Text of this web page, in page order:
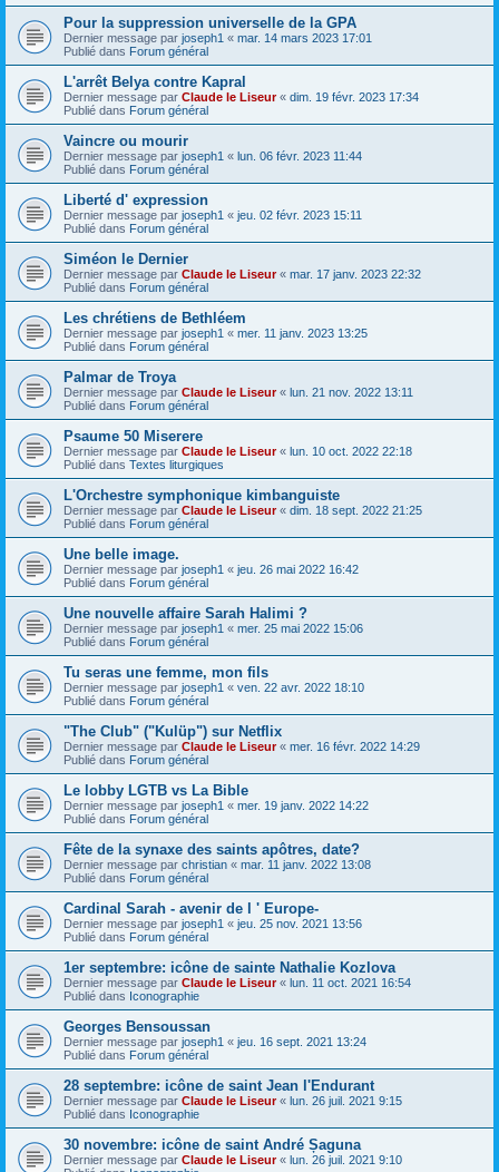
Pour la suppression universelle de la GPA
Dernier message par joseph1 « mar. 14 mars 2023 17:01
Publié dans Forum général
L'arrêt Belya contre Kapral
Dernier message par Claude le Liseur« dim. 19 févr. 2023 17:34
Publié dans Forum général
Vaincre ou mourir
Dernier message par joseph1 « lun. 06 févr. 2023 11:44
Publié dans Forum général
Liberté d' expression
Dernier message par joseph1 « jeu. 02 févr. 2023 15:11
Publié dans Forum général
Siméon le Dernier
Dernier message par Claude le Liseur« mar. 17 janv. 2023 22:32
Publié dans Forum général
Les chrétiens de Bethléem
Dernier message par joseph1 « mer. 11 janv. 2023 13:25
Publié dans Forum général
Palmar de Troya
Dernier message par Claude le Liseur« lun. 21 nov. 2022 13:11
Publié dans Forum général
Psaume 50 Miserere
Dernier message par Claude le Liseur« lun. 10 oct. 2022 22:18
Publié dans Textes liturgiques
L'Orchestre symphonique kimbanguiste
Dernier message par Claude le Liseur« dim. 18 sept. 2022 21:25
Publié dans Forum général
Une belle image.
Dernier message par joseph1 « jeu. 26 mai 2022 16:42
Publié dans Forum général
Une nouvelle affaire Sarah Halimi ?
Dernier message par joseph1 « mer. 25 mai 2022 15:06
Publié dans Forum général
Tu seras une femme, mon fils
Dernier message par joseph1 « ven. 22 avr. 2022 18:10
Publié dans Forum général
"The Club" ("Kulüp") sur Netflix
Dernier message par Claude le Liseur« mer. 16 févr. 2022 14:29
Publié dans Forum général
Le lobby LGTB vs La Bible
Dernier message par joseph1 « mer. 19 janv. 2022 14:22
Publié dans Forum général
Fête de la synaxe des saints apôtres, date?
Dernier message par christian « mar. 11 janv. 2022 13:08
Publié dans Forum général
Cardinal Sarah - avenir de l ' Europe-
Dernier message par joseph1 « jeu. 25 nov. 2021 13:56
Publié dans Forum général
1er septembre: icône de sainte Nathalie Kozlova
Dernier message par Claude le Liseur« lun. 11 oct. 2021 16:54
Publié dans Iconographie
Georges Bensoussan
Dernier message par joseph1 « jeu. 16 sept. 2021 13:24
Publié dans Forum général
28 septembre: icône de saint Jean l'Endurant
Dernier message par Claude le Liseur« lun. 26 juil. 2021 9:15
Publié dans Iconographie
30 novembre: icône de saint André Șaguna
Dernier message par Claude le Liseur« lun. 26 juil. 2021 9:10